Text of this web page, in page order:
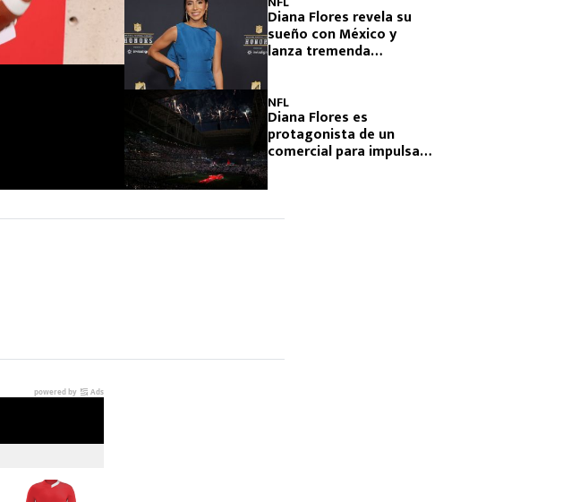
Diana Flores revela su
sueño con México y
lanza tremenda
NFL
Diana Flores es
protagonista de un
comercial para impulsar